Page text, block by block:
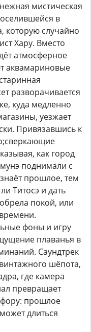
мистическая
в
которую случайно
Хару. Вместо
атмосферное
аквамариновые
разворачивается
куда медленно
уезжает
Привязавшись к
как город
поднимали с
прошлое, тем
Титосэ и дать
покой, или
фоны и игру
плаванья в
Саундтрек
шёпота,
где камера
превращает
прошлое
длиться